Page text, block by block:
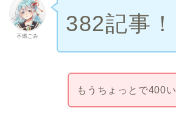
不燃ごみ
382記事！
もうちょっとで400